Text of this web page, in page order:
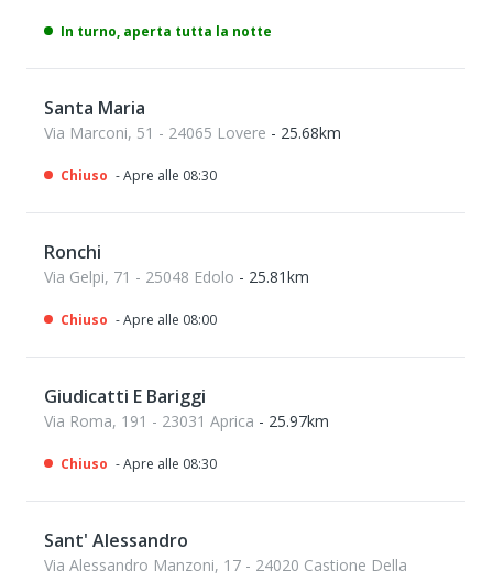
In turno, aperta tutta la notte
Santa Maria
Via Marconi, 51 - 24065 Lovere - 25.68km
Chiuso - Apre alle 08:30
Ronchi
Via Gelpi, 71 - 25048 Edolo - 25.81km
Chiuso - Apre alle 08:00
Giudicatti E Bariggi
Via Roma, 191 - 23031 Aprica - 25.97km
Chiuso - Apre alle 08:30
Sant' Alessandro
Via Alessandro Manzoni, 17 - 24020 Castione Della